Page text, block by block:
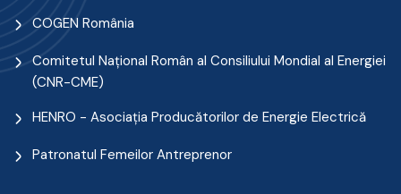
COGEN România
Comitetul Naţional Român al Consiliului Mondial al Energiei
(CNR-CME)
HENRO - Asociația Producătorilor de Energie Electrică
Patronatul Femeilor Antreprenor